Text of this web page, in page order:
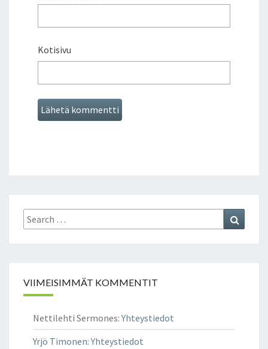
Kotisivu
Search
for:
VIIMEISIMMÄT KOMMENTIT
Nettilehti Sermones:Yhteystiedot
Yrjö Timonen:Yhteystiedot